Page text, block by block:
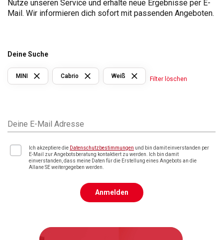
Nutze unseren Service und erhalte neue Ergebnisse per E-
Mail. Wir informieren dich sofort mit passenden Angeboten.
Deine Suche
MINI Cabrio Weiß Filter löschen
Deine E-Mail Adresse
Ich akzeptiere die Datenschutzbestimmungen und bin damit einverstanden per
E-Mail zur Angebotsberatung kontaktiert zu werden. Ich bin damit
einverstanden, dass meine Daten für die Erstellung eines Angebots an die
Allane SE weitergegeben werden.
Anmelden